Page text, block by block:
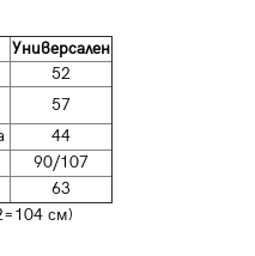
Универсален
52
57
44
90/107
63
см)